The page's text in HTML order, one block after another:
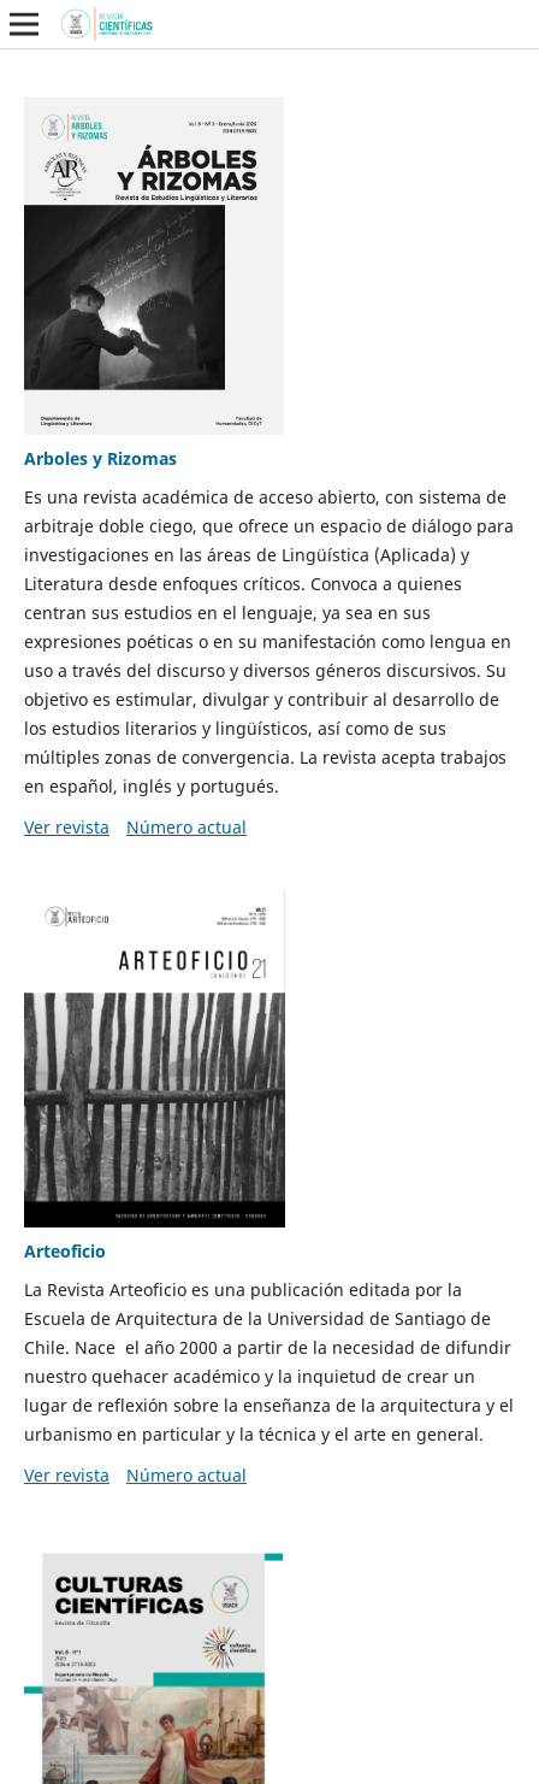
Arboles y Rizomas
Es una revista académica de acceso abierto, con sistema de
arbitraje doble ciego, que ofrece un espacio de diálogo para
investigaciones en las áreas de Lingüística (Aplicada) y
Literatura desde enfoques críticos. Convoca a quienes
centran sus estudios en el lenguaje, ya sea en sus
expresiones poéticas o en su manifestación como lengua en
uso a través del discurso y diversos géneros discursivos. Su
objetivo es estimular, divulgar y contribuir al desarrollo de
los estudios literarios y lingüísticos, así como de sus
múltiples zonas de convergencia. La revista acepta trabajos
en español, inglés y portugués.
Ver revista
Número actual
Arteoficio
La Revista Arteoficio es una publicación editada por la
Escuela de Arquitectura de la Universidad de Santiago de
Chile. Nace el año 2000 a partir de la necesidad de difundir
nuestro quehacer académico y la inquietud de crear un
lugar de reflexión sobre la enseñanza de la arquitectura y el
urbanismo en particular y la técnica y el arte en general.
Ver revista
Número actual